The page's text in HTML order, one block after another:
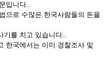
입니다..
으로 수많은.한국사람들의 돈을
를 치고 있습니다..
한국에서는 이미 경찰조사 및